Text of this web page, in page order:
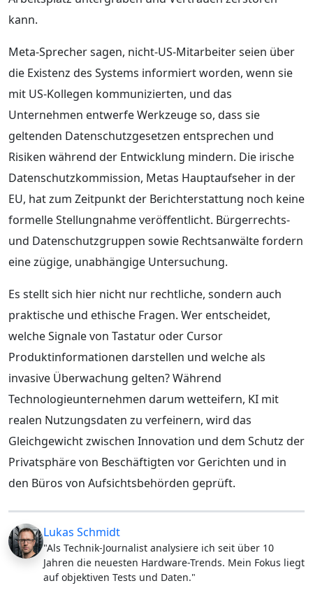
kann.
Meta-Sprecher sagen, nicht-US-Mitarbeiter seien über
die Existenz des Systems informiert worden, wenn sie
mit US-Kollegen kommunizierten, und das
Unternehmen entwerfe Werkzeuge so, dass sie
geltenden Datenschutzgesetzen entsprechen und
Risiken während der Entwicklung mindern. Die irische
Datenschutzkommission, Metas Hauptaufseher in der
EU, hat zum Zeitpunkt der Berichterstattung noch keine
formelle Stellungnahme veröffentlicht. Bürgerrechts-
und Datenschutzgruppen sowie Rechtsanwälte fordern
eine zügige, unabhängige Untersuchung.
Es stellt sich hier nicht nur rechtliche, sondern auch
praktische und ethische Fragen. Wer entscheidet,
welche Signale von Tastatur oder Cursor
Produktinformationen darstellen und welche als
invasive Überwachung gelten? Während
Technologieunternehmen darum wetteifern, KI mit
realen Nutzungsdaten zu verfeinern, wird das
Gleichgewicht zwischen Innovation und dem Schutz der
Privatsphäre von Beschäftigten vor Gerichten und in
den Büros von Aufsichtsbehörden geprüft.
Lukas Schmidt
"Als Technik-Journalist analysiere ich seit über 10
Jahren die neuesten Hardware-Trends. Mein Fokus liegt
auf objektiven Tests und Daten."